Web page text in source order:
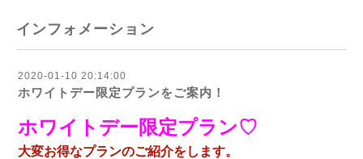
インフォメーション
2020-01-10 20:14:00
ホワイトデー限定プランをご案内！
ホワイトデー限定プラン♡
大変お得なプランのご紹介をします。